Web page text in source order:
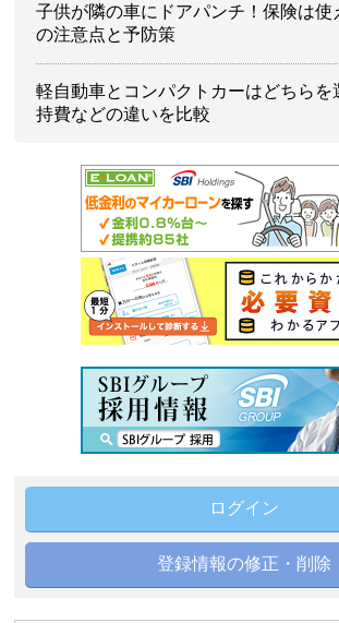
子供が隣の車にドアパンチ！保険は使
の注意点と予防策
軽自動車とコンパクトカーはどちらを
持費などの違いを比較
ログイン
登録情報の修正・削除